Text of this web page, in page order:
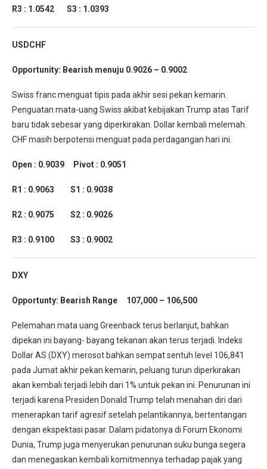
R3 : 1.0542 S3 : 1.0393
USDCHF
Opportunity: Bearish menuju 0.9026 – 0.9002
Swiss franc menguat tipis pada akhir sesi pekan kemarin.
Penguatan mata-uang Swiss akibat kebijakan Trump atas Tarif
baru tidak sebesar yang diperkirakan. Dollar kembali melemah.
CHF masih berpotensi menguat pada perdagangan hari ini.
Open : 0.9039 Pivot : 0.9051
R1 : 0.9063 S1 : 0.9038
R2 : 0.9075 S2 : 0.9026
R3 : 0.9100 S3 : 0.9002
DXY
Opportunty: Bearish Range 107,000 – 106,500
Pelemahan mata uang Greenback terus berlanjut, bahkan
dipekan ini bayang- bayang tekanan akan terus terjadi. Indeks
Dollar AS (DXY) merosot bahkan sempat sentuh level 106,841
pada Jumat akhir pekan kemarin, peluang turun diperkirakan
akan kembali terjadi lebih dari 1% untuk pekan ini. Penurunan ini
terjadi karena Presiden Donald Trump telah menahan diri dari
menerapkan tarif agresif setelah pelantikannya, bertentangan
dengan ekspektasi pasar. Dalam pidatonya di Forum Ekonomi
Dunia, Trump juga menyerukan penurunan suku bunga segera
dan menegaskan kembali komitmennya terhadap pajak yang